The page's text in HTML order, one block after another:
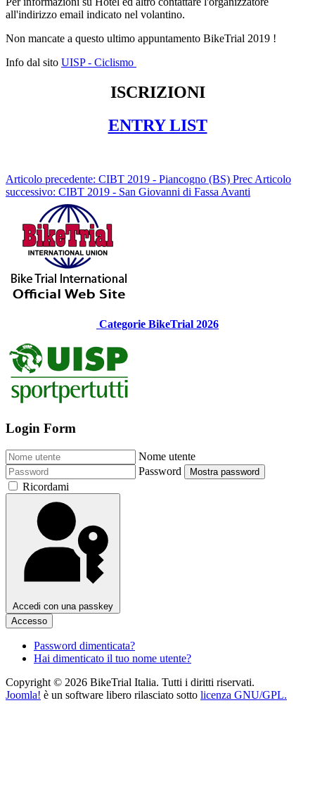
all'indirizzo email indicato nel volantino.
Non mancate a questo ultimo appuntamento BikeTrial 2019 !
Info dal sito UISP - Ciclismo
ISCRIZIONI
ENTRY LIST
Articolo precedente: CIBT 2019 - Piancogno (BS) Prec Articolo
successivo: CIBT 2019 - San Giovanni di Fassa Avanti
Categorie BikeTrial 2026
Login Form
Nome utente
Password
Mostra password
Ricordami
Accedi con una passkey
Accesso
Password dimenticata?
Hai dimenticato il tuo nome utente?
Copyright © 2026 BikeTrial Italia. Tutti i diritti riservati.
Joomla! è un software libero rilasciato sotto licenza GNU/GPL.